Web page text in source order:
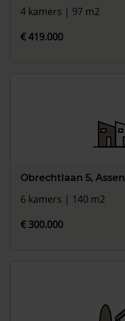
4 kamers | 97 m2
€ 419.000
Obrechtlaan 5, Assen
6 kamers | 140 m2
€ 300.000